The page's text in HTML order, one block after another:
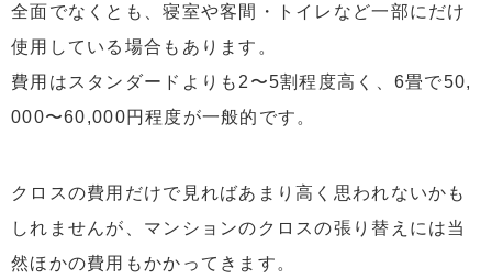
全面でなくとも、寝室や客間・トイレなど一部にだけ
使用している場合もあります。
費用はスタンダードよりも2〜5割程度高く、6畳で50,
000〜60,000円程度が一般的です。
クロスの費用だけで見ればあまり高く思われないかも
しれませんが、マンションのクロスの張り替えには当
然ほかの費用もかかってきます。